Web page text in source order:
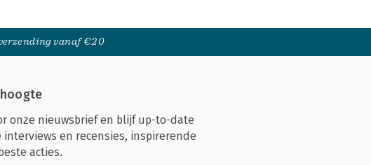
vanaf €20
onze nieuwsbrief en blijf up-to-date
en recensies, inspirerende
acties.